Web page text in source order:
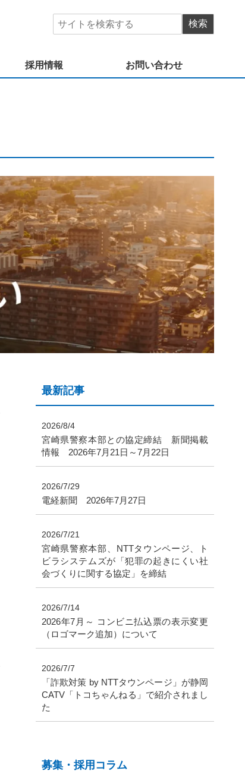
採用情報 お問い合わせ
最新記事
2026/8/4
宮崎県警察本部との協定締結 新聞掲載
情報 2026年7月21日～7月22日
2026/7/29
電経新聞 2026年7月27日
2026/7/21
宮崎県警察本部、NTTタウンページ、ト
ビラシステムズが「犯罪の起きにくい社
会づくりに関する協定」を締結
2026/7/14
2026年7月～ コンビニ払込票の表示変更
（ロゴマーク追加）について
2026/7/7
「詐欺対策 by NTTタウンページ」が静岡
CATV「トコちゃんねる」で紹介されまし
た
募集・採用コラム